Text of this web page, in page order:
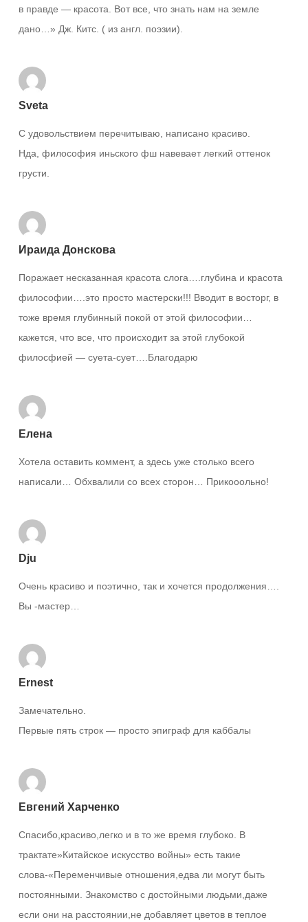
в правде — красота. Вот все, что знать нам на земле
дано…» Дж. Китс. ( из англ. поэзии).
Sveta
С удовольствием перечитываю, написано красиво.
Нда, философия иньского фш навевает легкий оттенок
грусти.
Ираида Донскова
Поражает несказанная красота слога….глубина и красота
философии….это просто мастерски!!! Вводит в восторг, в
тоже время глубинный покой от этой философии…
кажется, что все, что происходит за этой глубокой
филосфией — суета-сует….Благодарю
Елена
Хотела оставить коммент, а здесь уже столько всего
написали… Обхвалили со всех сторон… Прикооольно!
Dju
Очень красиво и поэтично, так и хочется продолжения….
Вы -мастер…
Ernest
Замечательно.
Первые пять строк — просто эпиграф для каббалы
Евгений Харченко
Спасибо,красиво,легко и в то же время глубоко. В
трактате»Китайское искусство войны» есть такие
слова-«Переменчивые отношения,едва ли могут быть
постоянными. Знакомство с достойными людьми,даже
если они на расстоянии,не добавляет цветов в теплое